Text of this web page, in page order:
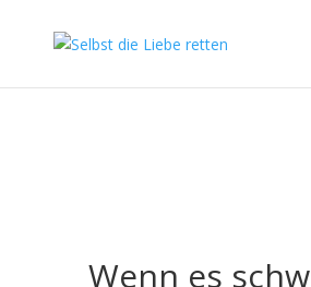
Wenn es